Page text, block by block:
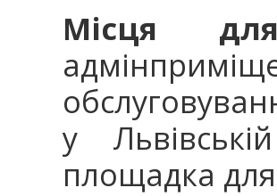
Місця
у
площадка